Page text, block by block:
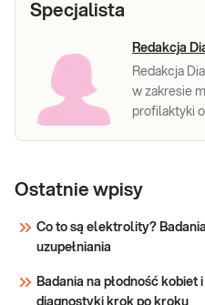
Specjalista
Redakcja
Redakcja
w zakresie
profilaktyki
Ostatnie wpisy
Co to są elektrolity?
uzupełniania
Badania na płodność kobiet
diagnostyki krok po kroku